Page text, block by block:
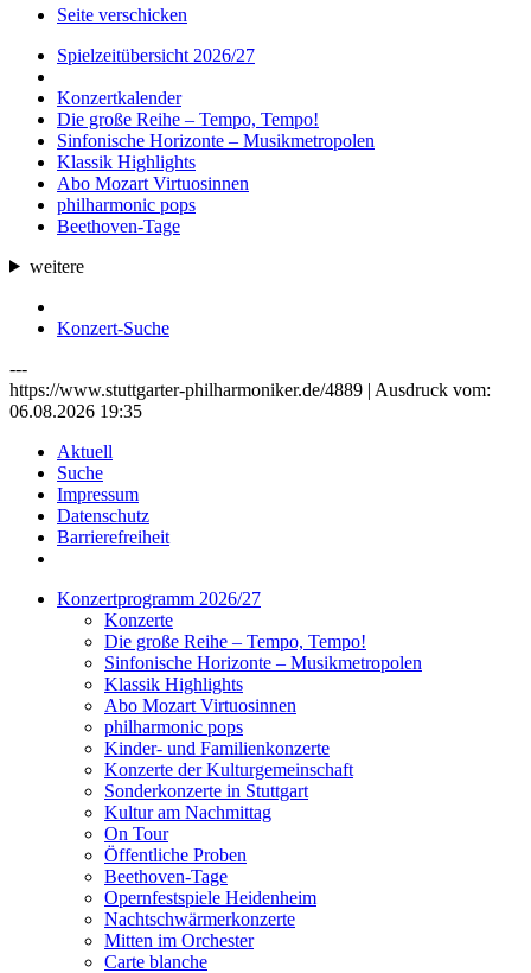
Seite verschicken
Spielzeitübersicht 2026/27
Konzertkalender
Die große Reihe – Tempo, Tempo!
Sinfonische Horizonte – Musikmetropolen
Klassik Highlights
Abo Mozart Virtuosinnen
philharmonic pops
Beethoven-Tage
weitere
Konzert-Suche
---
https://www.stuttgarter-philharmoniker.de/4889 | Ausdruck vom:
06.08.2026 19:35
Aktuell
Suche
Impressum
Datenschutz
Barrierefreiheit
Konzertprogramm 2026/27
Konzerte
Die große Reihe – Tempo, Tempo!
Sinfonische Horizonte – Musikmetropolen
Klassik Highlights
Abo Mozart Virtuosinnen
philharmonic pops
Kinder- und Familienkonzerte
Konzerte der Kulturgemeinschaft
Sonderkonzerte in Stuttgart
Kultur am Nachmittag
On Tour
Öffentliche Proben
Beethoven-Tage
Opernfestspiele Heidenheim
Nachtschwärmerkonzerte
Mitten im Orchester
Carte blanche